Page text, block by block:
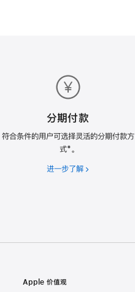
分期付款
符合条件的用户可选择灵活的分期付款方
式*。
进一步了解分
Apple 价值观